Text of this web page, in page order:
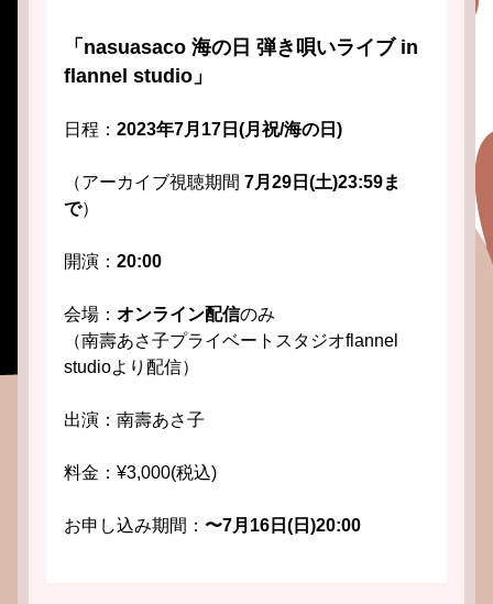
「nasuasaco 海の日 弾き唄いライブ in
flannel studio」
日程： 2023年7月17日(月祝/海の日)
（アーカイブ視聴期間 7月29日(土)23:59ま
で）
開演： 20:00
会場： オンライン配信のみ
（南壽あさ子プライベートスタジオflannel
studioより配信）
出演：南壽あさ子
料金：¥3,000(税込)
お申し込み期間： 〜7月16日(日)20:00